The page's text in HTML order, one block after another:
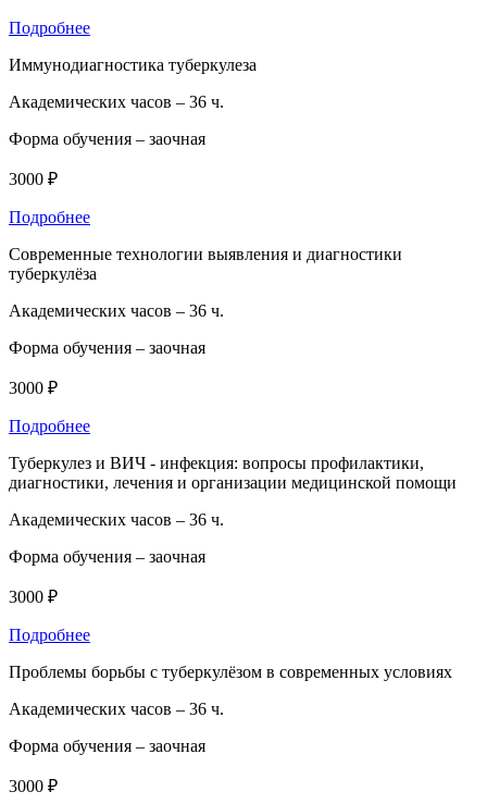
Подробнее
Иммунодиагностика туберкулеза
Академических часов – 36 ч.
Форма обучения – заочная
3000 ₽
Подробнее
Современные технологии выявления и диагностики
туберкулёза
Академических часов – 36 ч.
Форма обучения – заочная
3000 ₽
Подробнее
Туберкулез и ВИЧ - инфекция: вопросы профилактики,
диагностики, лечения и организации медицинской помощи
Академических часов – 36 ч.
Форма обучения – заочная
3000 ₽
Подробнее
Проблемы борьбы с туберкулёзом в современных условиях
Академических часов – 36 ч.
Форма обучения – заочная
3000 ₽